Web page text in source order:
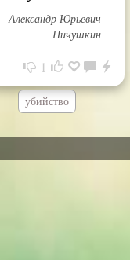
Александр Юрьевич
Пичушкин
1
убийство